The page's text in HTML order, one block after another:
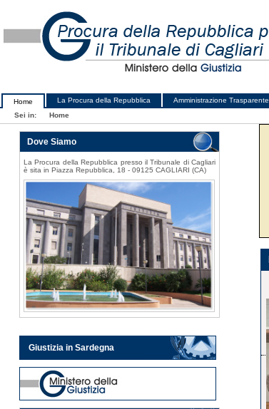
Home La Procura della Repubblica Amministrazione Trasparente
Sei in:
Home
Dove Siamo
La Procura della Repubblica presso il Tribunale di Cagliari
è sita in Piazza Repubblica, 18 - 09125 CAGLIARI (CA)
Giustizia in Sardegna